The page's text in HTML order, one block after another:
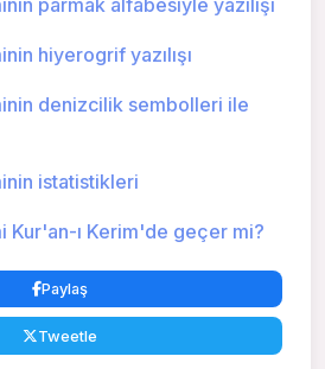
parmak alfabesiyle yazılışı
hiyerogrif yazılışı
denizcilik sembolleri ile
istatistikleri
Kur'an-ı Kerim'de geçer mi?
Paylaş
Tweetle